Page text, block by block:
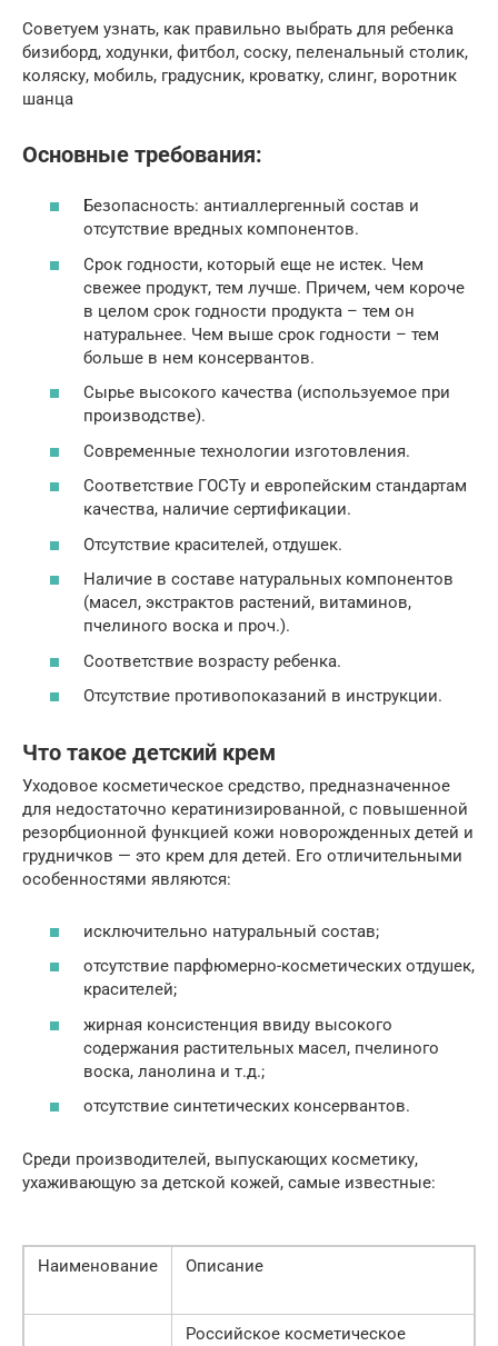
Советуем узнать, как правильно выбрать для ребенка
бизиборд, ходунки, фитбол, соску, пеленальный столик,
коляску, мобиль, градусник, кроватку, слинг, воротник
шанца
Основные требования:
Безопасность: антиаллергенный состав и
отсутствие вредных компонентов.
Срок годности, который еще не истек. Чем
свежее продукт, тем лучше. Причем, чем короче
в целом срок годности продукта – тем он
натуральнее. Чем выше срок годности – тем
больше в нем консервантов.
Сырье высокого качества (используемое при
производстве).
Современные технологии изготовления.
Соответствие ГОСТу и европейским стандартам
качества, наличие сертификации.
Отсутствие красителей, отдушек.
Наличие в составе натуральных компонентов
(масел, экстрактов растений, витаминов,
пчелиного воска и проч.).
Соответствие возрасту ребенка.
Отсутствие противопоказаний в инструкции.
Что такое детский крем
Уходовое косметическое средство, предназначенное
для недостаточно кератинизированной, с повышенной
резорбционной функцией кожи новорожденных детей и
грудничков — это крем для детей. Его отличительными
особенностями являются:
исключительно натуральный состав;
отсутствие парфюмерно-косметических отдушек,
красителей;
жирная консистенция ввиду высокого
содержания растительных масел, пчелиного
воска, ланолина и т.д.;
отсутствие синтетических консервантов.
Среди производителей, выпускающих косметику,
ухаживающую за детской кожей, самые известные:
Наименование Описание
Российское косметическое